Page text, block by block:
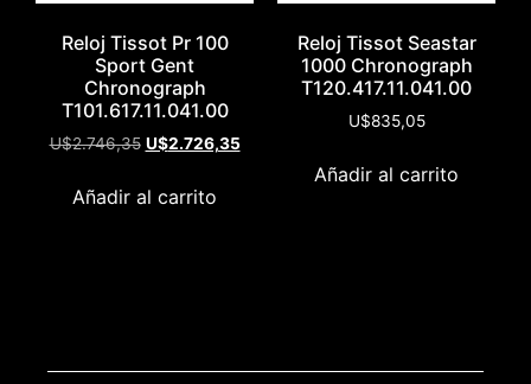
Reloj Tissot Pr 100
Sport Gent
Chronograph
T101.617.11.041.00
U$2.746,35 U$2.726,35
Añadir al carrito
Reloj Tissot Seastar
1000 Chronograph
T120.417.11.041.00
U$835,05
Añadir al carrito